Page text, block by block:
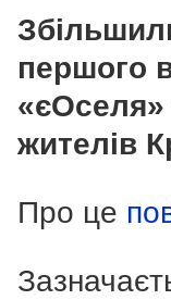
першого
жителів
Про це